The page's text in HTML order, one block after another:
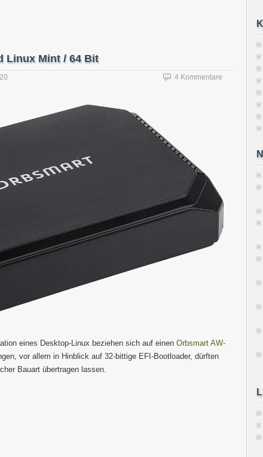
Linux Mint / 64 Bit
4 Kommentare
eines Desktop-Linux beziehen sich auf einen Orbsmart AW-
vor allem in Hinblick auf 32-bittige EFI-Bootloader, dürften
Bauart übertragen lassen.